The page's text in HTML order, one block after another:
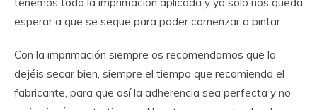
esperar a que se seque para poder comenzar a pintar.
Con la imprimación siempre os recomendamos que la
dejéis secar bien, siempre el tiempo que recomienda el
fabricante, para que así la adherencia sea perfecta y no